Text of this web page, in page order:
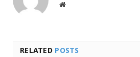
Website
RELATED POSTS